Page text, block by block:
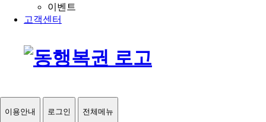
이벤트
고객센터
이용안내 로그인 전체메뉴